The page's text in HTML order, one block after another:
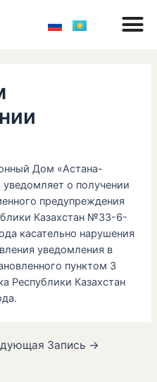
Дом «Астана-
о получении
предупреждения
Казахстан №33-6-
касательно нарушения
уведомления в
пунктом 3
Республики Казахстан
Запись →